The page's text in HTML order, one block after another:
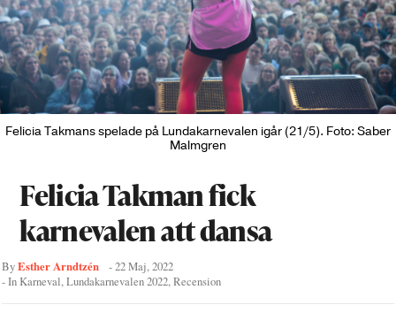
Felicia Takmans spelade på Lundakarnevalen igår (21/5). Foto: Saber
Malmgren
Felicia Takman fick
karnevalen att dansa
ByEsther Arndtzén -22 Maj, 2022
- In Karneval,Lundakarnevalen 2022,Recension